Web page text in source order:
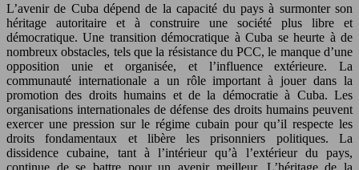
L’avenir de Cuba dépend de la capacité du pays à surmonter son
héritage autoritaire et à construire une société plus libre et
démocratique. Une transition démocratique à Cuba se heurte à de
nombreux obstacles, tels que la résistance du PCC, le manque d’une
opposition unie et organisée, et l’influence extérieure. La
communauté internationale a un rôle important à jouer dans la
promotion des droits humains et de la démocratie à Cuba. Les
organisations internationales de défense des droits humains peuvent
exercer une pression sur le régime cubain pour qu’il respecte les
droits fondamentaux et libère les prisonniers politiques. La
dissidence cubaine, tant à l’intérieur qu’à l’extérieur du pays,
continue de se battre pour un avenir meilleur. L’héritage de la